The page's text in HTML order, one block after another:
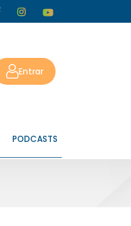
Entrar
PODCASTS